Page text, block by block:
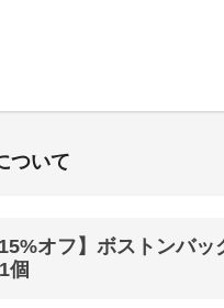
ついて
15%オフ】ボストンバ
個